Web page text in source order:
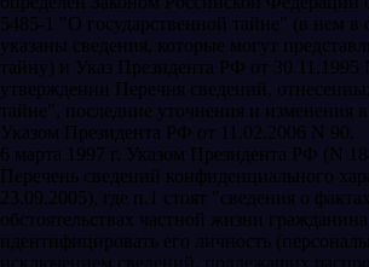
5485-1 "О государственной тайне" (в нем в
указаны сведения, которые могут
тайну) и Указ Президента РФ от
утверждении Перечня сведений,
тайне", последние уточнения и изменения
Указом Президента РФ от 11.02.2006 N 90.
6 марта 1997 г. Указом Президента РФ (N
Перечень сведений конфиденциального
23.09.2005), где п.1 стоят "сведения о
обстоятельствах частной жизни
идентифицировать его личность
исключением сведений, подлежащих